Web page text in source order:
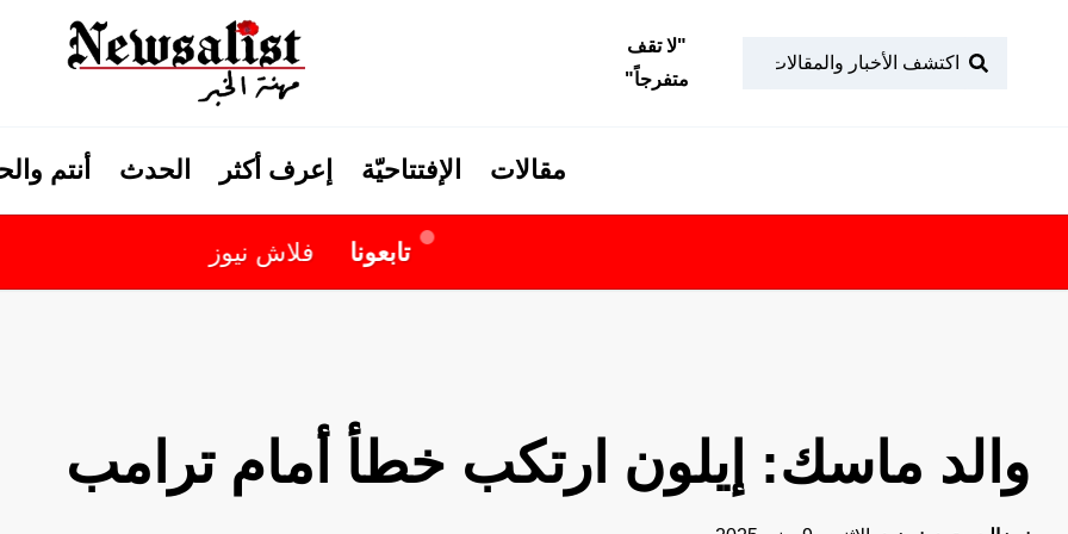
"لا تقف
متفرجاً"
مقالات الإفتتاحيّة إعرف أكثر الحدث أنتم
فلاش نيوز
والد ماسك: إيلون ارتكب خطأ أمام ترامب